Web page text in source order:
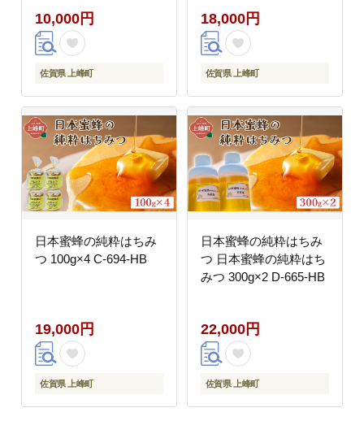
乳酸菌 キムチ お取り寄
せ ごはんのお供 おつま
み 辛い グルメ 人気 冷
蔵
10,000円
佐賀県 上峰町
18,000円
佐賀県 上峰町
日本蜜蜂の純粋はちみ
つ 100g×4 C-694-HB
19,000円
佐賀県 上峰町
日本蜜蜂の純粋はちみ
つ 日本蜜蜂の純粋はち
みつ 300g×2 D-665-HB
22,000円
佐賀県 上峰町